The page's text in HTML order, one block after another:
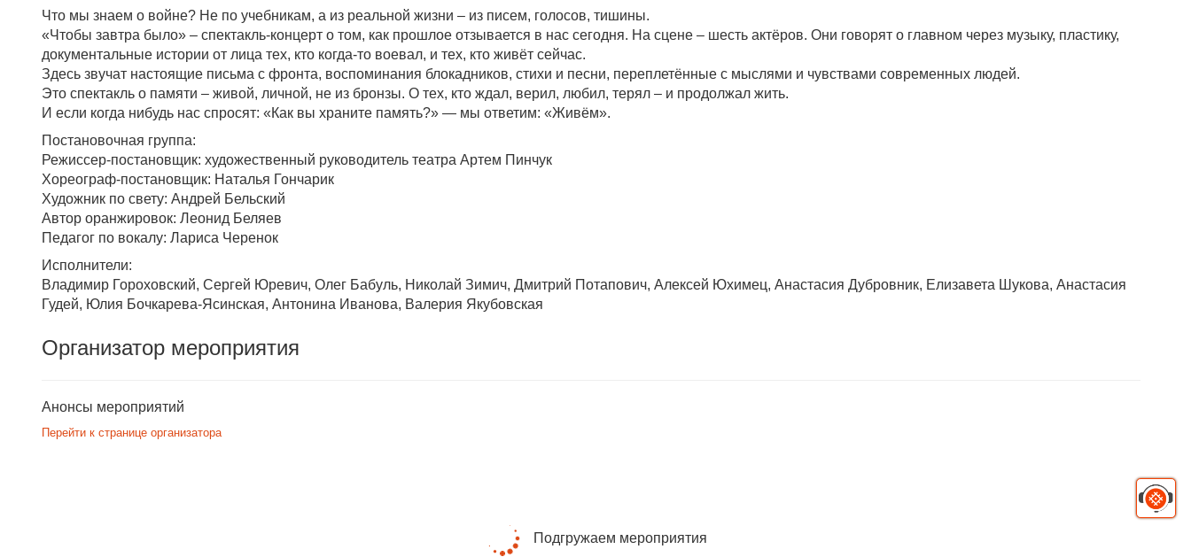
Что мы знаем о войне? Не по учебникам, а из реальной жизни – из писем, голосов, тишины.
«Чтобы завтра было» – спектакль-концерт о том, как прошлое отзывается в нас сегодня. На сцене – шесть актёров. Они говорят о главном через музыку, пластику,
документальные истории от лица тех, кто когда-то воевал, и тех, кто живёт сейчас.
Здесь звучат настоящие письма с фронта, воспоминания блокадников, стихи и песни, переплетённые с мыслями и чувствами современных людей.
Это спектакль о памяти – живой, личной, не из бронзы. О тех, кто ждал, верил, любил, терял – и продолжал жить.
И если когда нибудь нас спросят: «Как вы храните память?» — мы ответим: «Живём».
Постановочная группа:
Режиссер-постановщик: художественный руководитель театра Артем Пинчук
Хореограф-постановщик: Наталья Гончарик
Художник по свету: Андрей Бельский
Автор оранжировок: Леонид Беляев
Педагог по вокалу: Лариса Черенок
Исполнители:
Владимир Гороховский, Сергей Юревич, Олег Бабуль, Николай Зимич, Дмитрий Потапович, Алексей Юхимец, Анастасия Дубровник, Елизавета Шукова, Анастасия
Гудей, Юлия Бочкарева-Ясинская, Антонина Иванова, Валерия Якубовская
Организатор мероприятия
Анонсы мероприятий
Перейти к странице организатора
Подгружаем мероприятия